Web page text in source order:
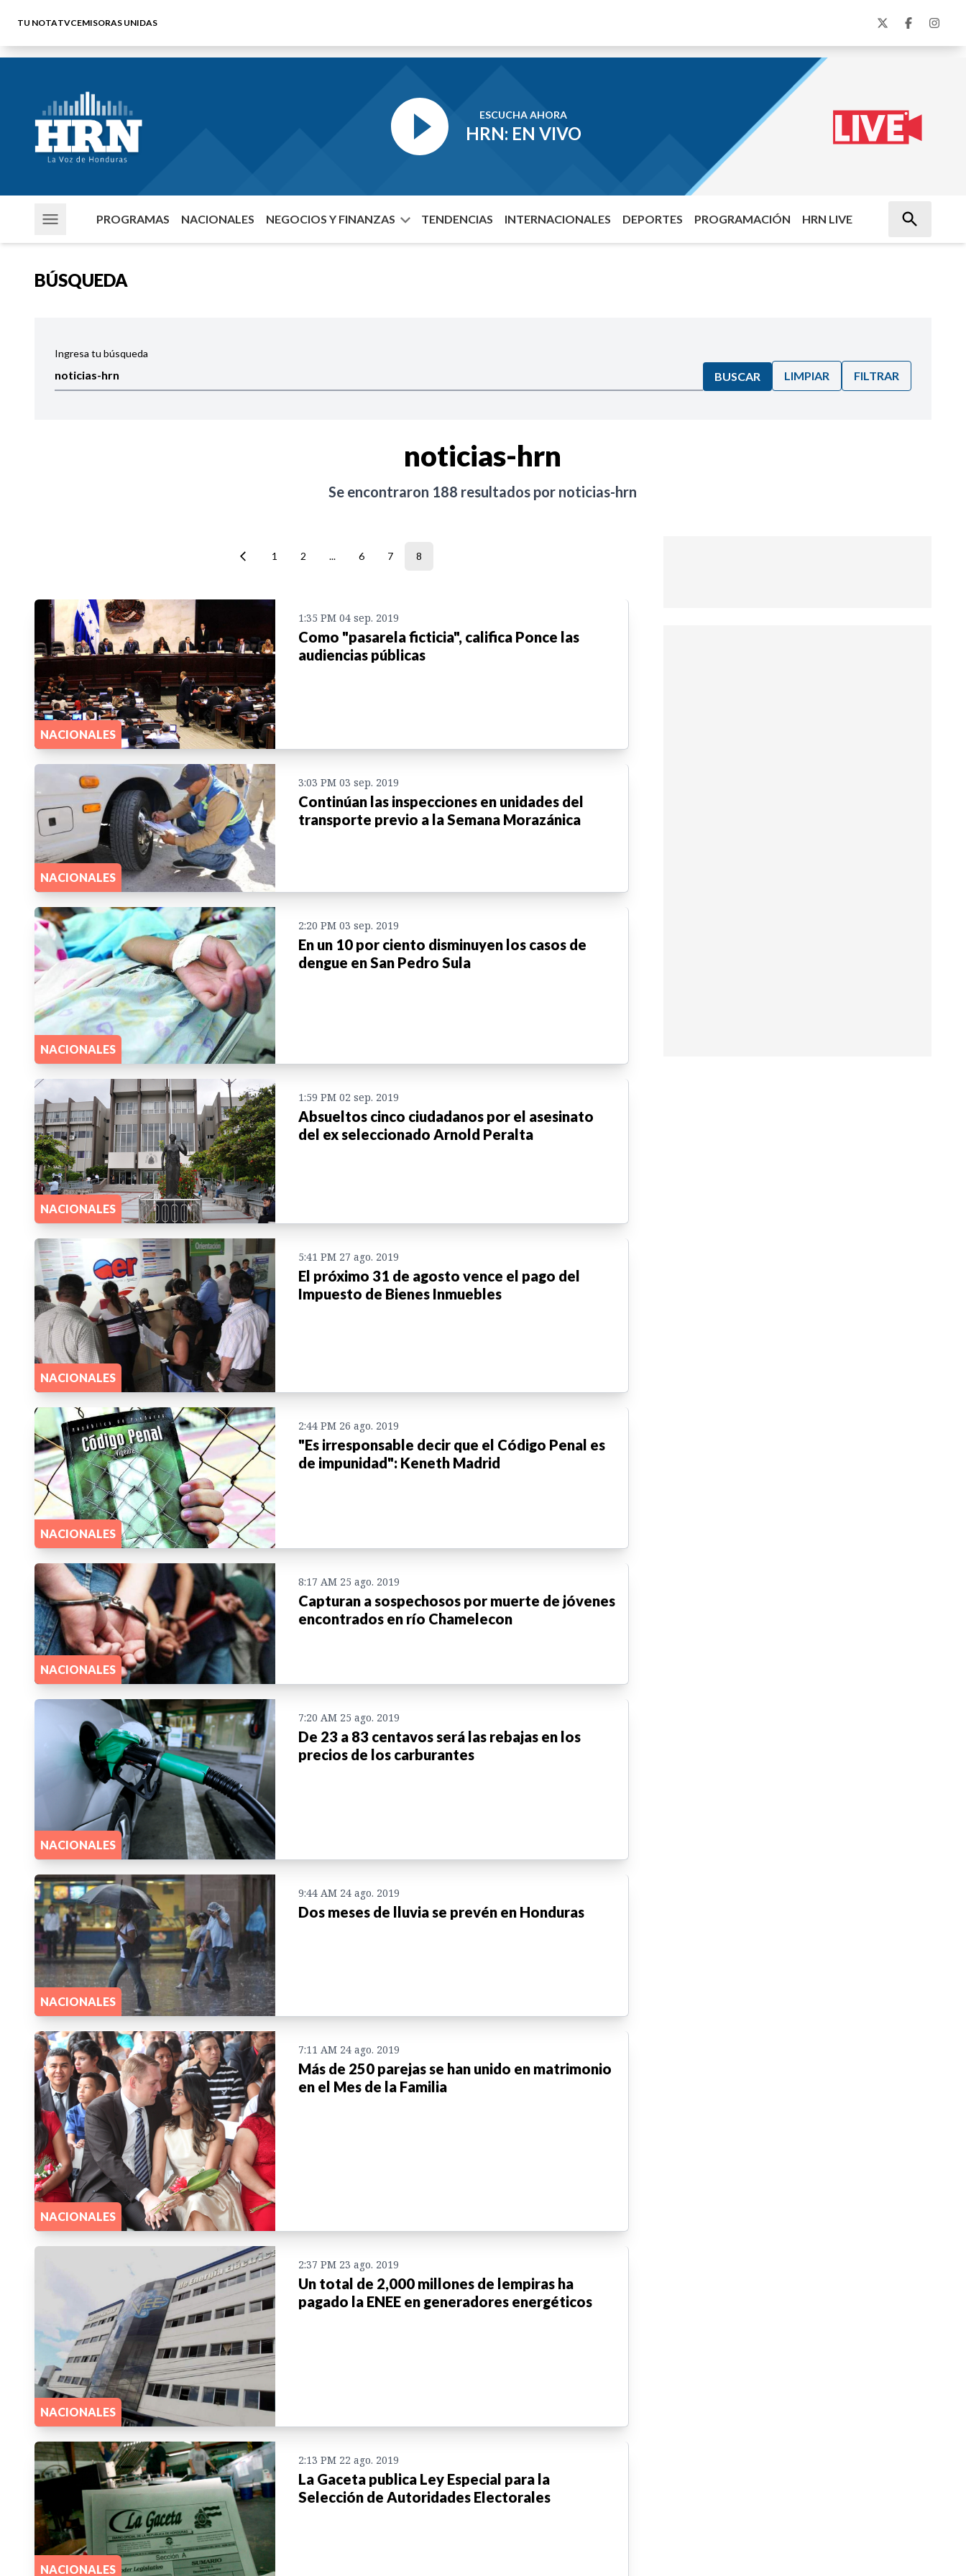
TU NOTATVCEMISORAS UNIDAS
ESCUCHA AHORA
HRN: EN VIVO
PROGRAMAS NACIONALES NEGOCIOS Y FINANZAS TENDENCIAS INTERNACIONALES DEPORTES PROGRAMACIÓN HRN LIVE
BÚSQUEDA
Ingresa tu búsqueda
BUSCAR LIMPIAR FILTRAR
noticias-hrn
Se encontraron 188 resultados por noticias-hrn
1 2 ... 6 7 8
NACIONALES
1:35 PM 04 sep. 2019
Como "pasarela ficticia", califica Ponce las
audiencias públicas
NACIONALES
3:03 PM 03 sep. 2019
Continúan las inspecciones en unidades del
transporte previo a la Semana Morazánica
NACIONALES
2:20 PM 03 sep. 2019
En un 10 por ciento disminuyen los casos de
dengue en San Pedro Sula
NACIONALES
1:59 PM 02 sep. 2019
Absueltos cinco ciudadanos por el asesinato
del ex seleccionado Arnold Peralta
NACIONALES
5:41 PM 27 ago. 2019
El próximo 31 de agosto vence el pago del
Impuesto de Bienes Inmuebles
NACIONALES
2:44 PM 26 ago. 2019
"Es irresponsable decir que el Código Penal es
de impunidad": Keneth Madrid
NACIONALES
8:17 AM 25 ago. 2019
Capturan a sospechosos por muerte de jóvenes
encontrados en río Chamelecon
NACIONALES
7:20 AM 25 ago. 2019
De 23 a 83 centavos será las rebajas en los
precios de los carburantes
NACIONALES
9:44 AM 24 ago. 2019
Dos meses de lluvia se prevén en Honduras
NACIONALES
7:11 AM 24 ago. 2019
Más de 250 parejas se han unido en matrimonio
en el Mes de la Familia
NACIONALES
2:37 PM 23 ago. 2019
Un total de 2,000 millones de lempiras ha
pagado la ENEE en generadores energéticos
NACIONALES
2:13 PM 22 ago. 2019
La Gaceta publica Ley Especial para la
Selección de Autoridades Electorales